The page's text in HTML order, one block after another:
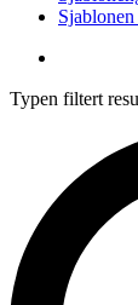
Typen filtert